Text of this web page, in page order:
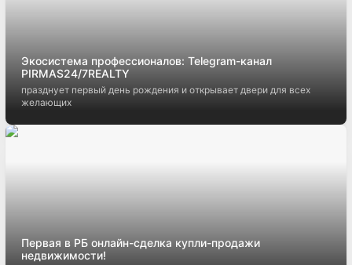
Экосистема профессионалов: Telegram-канал
PIRMAS24/7REALTY
празднует первый день рождения и открывает двери для всех
желающих
Первая в РБ онлайн-сделка купли-продажи
недвижимости!